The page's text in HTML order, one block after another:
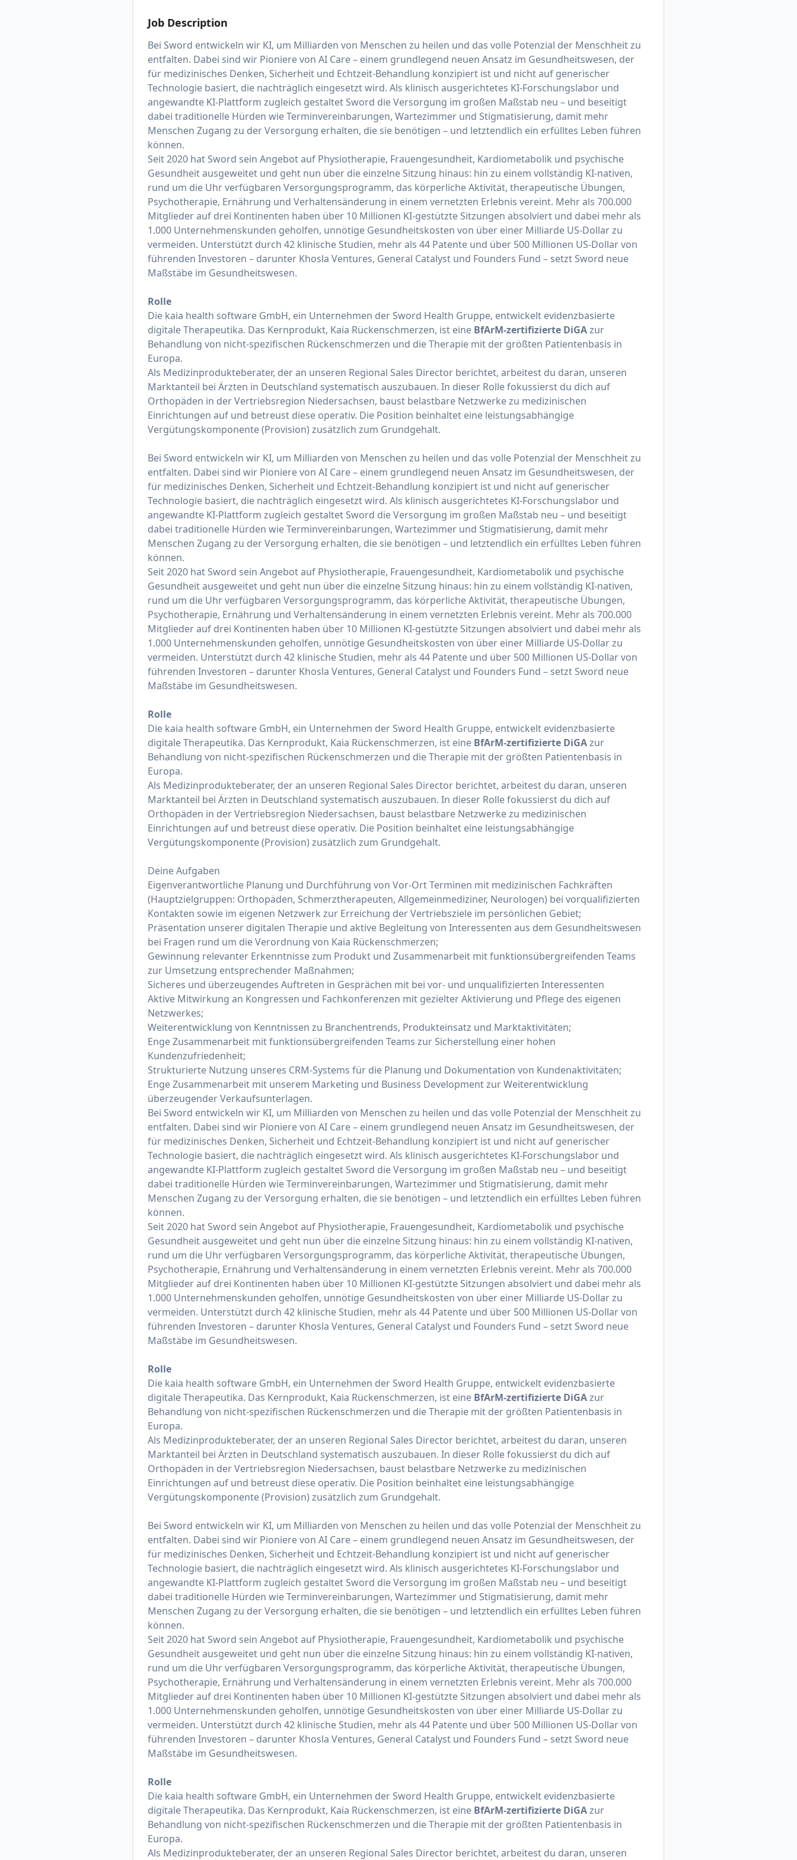
Job Description
Bei Sword entwickeln wir KI, um Milliarden von Menschen zu heilen und das volle Potenzial der Menschheit zu
entfalten. Dabei sind wir Pioniere von AI Care – einem grundlegend neuen Ansatz im Gesundheitswesen, der
für medizinisches Denken, Sicherheit und Echtzeit-Behandlung konzipiert ist und nicht auf generischer
Technologie basiert, die nachträglich eingesetzt wird. Als klinisch ausgerichtetes KI-Forschungslabor und
angewandte KI-Plattform zugleich gestaltet Sword die Versorgung im großen Maßstab neu – und beseitigt
dabei traditionelle Hürden wie Terminvereinbarungen, Wartezimmer und Stigmatisierung, damit mehr
Menschen Zugang zu der Versorgung erhalten, die sie benötigen – und letztendlich ein erfülltes Leben führen
können.
Seit 2020 hat Sword sein Angebot auf Physiotherapie, Frauengesundheit, Kardiometabolik und psychische
Gesundheit ausgeweitet und geht nun über die einzelne Sitzung hinaus: hin zu einem vollständig KI-nativen,
rund um die Uhr verfügbaren Versorgungsprogramm, das körperliche Aktivität, therapeutische Übungen,
Psychotherapie, Ernährung und Verhaltensänderung in einem vernetzten Erlebnis vereint. Mehr als 700.000
Mitglieder auf drei Kontinenten haben über 10 Millionen KI-gestützte Sitzungen absolviert und dabei mehr als
1.000 Unternehmenskunden geholfen, unnötige Gesundheitskosten von über einer Milliarde US-Dollar zu
vermeiden. Unterstützt durch 42 klinische Studien, mehr als 44 Patente und über 500 Millionen US-Dollar von
führenden Investoren – darunter Khosla Ventures, General Catalyst und Founders Fund – setzt Sword neue
Maßstäbe im Gesundheitswesen.
Rolle
Die kaia health software GmbH, ein Unternehmen der Sword Health Gruppe, entwickelt evidenzbasierte
digitale Therapeutika. Das Kernprodukt, Kaia Rückenschmerzen, ist eine BfArM-zertifizierte DiGAzur
Behandlung von nicht-spezifischen Rückenschmerzen und die Therapie mit der größten Patientenbasis in
Europa.
Als Medizinprodukteberater, der an unseren Regional Sales Director berichtet, arbeitest du daran, unseren
Marktanteil bei Ärzten in Deutschland systematisch auszubauen. In dieser Rolle fokussierst du dich auf
Orthopäden in der Vertriebsregion Niedersachsen, baust belastbare Netzwerke zu medizinischen
Einrichtungen auf und betreust diese operativ. Die Position beinhaltet eine leistungsabhängige
Vergütungskomponente (Provision) zusätzlich zum Grundgehalt.
Bei Sword entwickeln wir KI, um Milliarden von Menschen zu heilen und das volle Potenzial der Menschheit zu
entfalten. Dabei sind wir Pioniere von AI Care – einem grundlegend neuen Ansatz im Gesundheitswesen, der
für medizinisches Denken, Sicherheit und Echtzeit-Behandlung konzipiert ist und nicht auf generischer
Technologie basiert, die nachträglich eingesetzt wird. Als klinisch ausgerichtetes KI-Forschungslabor und
angewandte KI-Plattform zugleich gestaltet Sword die Versorgung im großen Maßstab neu – und beseitigt
dabei traditionelle Hürden wie Terminvereinbarungen, Wartezimmer und Stigmatisierung, damit mehr
Menschen Zugang zu der Versorgung erhalten, die sie benötigen – und letztendlich ein erfülltes Leben führen
können.
Seit 2020 hat Sword sein Angebot auf Physiotherapie, Frauengesundheit, Kardiometabolik und psychische
Gesundheit ausgeweitet und geht nun über die einzelne Sitzung hinaus: hin zu einem vollständig KI-nativen,
rund um die Uhr verfügbaren Versorgungsprogramm, das körperliche Aktivität, therapeutische Übungen,
Psychotherapie, Ernährung und Verhaltensänderung in einem vernetzten Erlebnis vereint. Mehr als 700.000
Mitglieder auf drei Kontinenten haben über 10 Millionen KI-gestützte Sitzungen absolviert und dabei mehr als
1.000 Unternehmenskunden geholfen, unnötige Gesundheitskosten von über einer Milliarde US-Dollar zu
vermeiden. Unterstützt durch 42 klinische Studien, mehr als 44 Patente und über 500 Millionen US-Dollar von
führenden Investoren – darunter Khosla Ventures, General Catalyst und Founders Fund – setzt Sword neue
Maßstäbe im Gesundheitswesen.
Rolle
Die kaia health software GmbH, ein Unternehmen der Sword Health Gruppe, entwickelt evidenzbasierte
digitale Therapeutika. Das Kernprodukt, Kaia Rückenschmerzen, ist eine BfArM-zertifizierte DiGAzur
Behandlung von nicht-spezifischen Rückenschmerzen und die Therapie mit der größten Patientenbasis in
Europa.
Als Medizinprodukteberater, der an unseren Regional Sales Director berichtet, arbeitest du daran, unseren
Marktanteil bei Ärzten in Deutschland systematisch auszubauen. In dieser Rolle fokussierst du dich auf
Orthopäden in der Vertriebsregion Niedersachsen, baust belastbare Netzwerke zu medizinischen
Einrichtungen auf und betreust diese operativ. Die Position beinhaltet eine leistungsabhängige
Vergütungskomponente (Provision) zusätzlich zum Grundgehalt.
Deine Aufgaben
Eigenverantwortliche Planung und Durchführung von Vor-Ort Terminen mit medizinischen Fachkräften
(Hauptzielgruppen: Orthopäden, Schmerztherapeuten, Allgemeinmediziner, Neurologen) bei vorqualifizierten
Kontakten sowie im eigenen Netzwerk zur Erreichung der Vertriebsziele im persönlichen Gebiet;
Präsentation unserer digitalen Therapie und aktive Begleitung von Interessenten aus dem Gesundheitswesen
bei Fragen rund um die Verordnung von Kaia Rückenschmerzen;
Gewinnung relevanter Erkenntnisse zum Produkt und Zusammenarbeit mit funktionsübergreifenden Teams
zur Umsetzung entsprechender Maßnahmen;
Sicheres und überzeugendes Auftreten in Gesprächen mit bei vor- und unqualifizierten Interessenten
Aktive Mitwirkung an Kongressen und Fachkonferenzen mit gezielter Aktivierung und Pflege des eigenen
Netzwerkes;
Weiterentwicklung von Kenntnissen zu Branchentrends, Produkteinsatz und Marktaktivitäten;
Enge Zusammenarbeit mit funktionsübergreifenden Teams zur Sicherstellung einer hohen
Kundenzufriedenheit;
Strukturierte Nutzung unseres CRM-Systems für die Planung und Dokumentation von Kundenaktivitäten;
Enge Zusammenarbeit mit unserem Marketing und Business Development zur Weiterentwicklung
überzeugender Verkaufsunterlagen.
Bei Sword entwickeln wir KI, um Milliarden von Menschen zu heilen und das volle Potenzial der Menschheit zu
entfalten. Dabei sind wir Pioniere von AI Care – einem grundlegend neuen Ansatz im Gesundheitswesen, der
für medizinisches Denken, Sicherheit und Echtzeit-Behandlung konzipiert ist und nicht auf generischer
Technologie basiert, die nachträglich eingesetzt wird. Als klinisch ausgerichtetes KI-Forschungslabor und
angewandte KI-Plattform zugleich gestaltet Sword die Versorgung im großen Maßstab neu – und beseitigt
dabei traditionelle Hürden wie Terminvereinbarungen, Wartezimmer und Stigmatisierung, damit mehr
Menschen Zugang zu der Versorgung erhalten, die sie benötigen – und letztendlich ein erfülltes Leben führen
können.
Seit 2020 hat Sword sein Angebot auf Physiotherapie, Frauengesundheit, Kardiometabolik und psychische
Gesundheit ausgeweitet und geht nun über die einzelne Sitzung hinaus: hin zu einem vollständig KI-nativen,
rund um die Uhr verfügbaren Versorgungsprogramm, das körperliche Aktivität, therapeutische Übungen,
Psychotherapie, Ernährung und Verhaltensänderung in einem vernetzten Erlebnis vereint. Mehr als 700.000
Mitglieder auf drei Kontinenten haben über 10 Millionen KI-gestützte Sitzungen absolviert und dabei mehr als
1.000 Unternehmenskunden geholfen, unnötige Gesundheitskosten von über einer Milliarde US-Dollar zu
vermeiden. Unterstützt durch 42 klinische Studien, mehr als 44 Patente und über 500 Millionen US-Dollar von
führenden Investoren – darunter Khosla Ventures, General Catalyst und Founders Fund – setzt Sword neue
Maßstäbe im Gesundheitswesen.
Rolle
Die kaia health software GmbH, ein Unternehmen der Sword Health Gruppe, entwickelt evidenzbasierte
digitale Therapeutika. Das Kernprodukt, Kaia Rückenschmerzen, ist eine BfArM-zertifizierte DiGAzur
Behandlung von nicht-spezifischen Rückenschmerzen und die Therapie mit der größten Patientenbasis in
Europa.
Als Medizinprodukteberater, der an unseren Regional Sales Director berichtet, arbeitest du daran, unseren
Marktanteil bei Ärzten in Deutschland systematisch auszubauen. In dieser Rolle fokussierst du dich auf
Orthopäden in der Vertriebsregion Niedersachsen, baust belastbare Netzwerke zu medizinischen
Einrichtungen auf und betreust diese operativ. Die Position beinhaltet eine leistungsabhängige
Vergütungskomponente (Provision) zusätzlich zum Grundgehalt.
Bei Sword entwickeln wir KI, um Milliarden von Menschen zu heilen und das volle Potenzial der Menschheit zu
entfalten. Dabei sind wir Pioniere von AI Care – einem grundlegend neuen Ansatz im Gesundheitswesen, der
für medizinisches Denken, Sicherheit und Echtzeit-Behandlung konzipiert ist und nicht auf generischer
Technologie basiert, die nachträglich eingesetzt wird. Als klinisch ausgerichtetes KI-Forschungslabor und
angewandte KI-Plattform zugleich gestaltet Sword die Versorgung im großen Maßstab neu – und beseitigt
dabei traditionelle Hürden wie Terminvereinbarungen, Wartezimmer und Stigmatisierung, damit mehr
Menschen Zugang zu der Versorgung erhalten, die sie benötigen – und letztendlich ein erfülltes Leben führen
können.
Seit 2020 hat Sword sein Angebot auf Physiotherapie, Frauengesundheit, Kardiometabolik und psychische
Gesundheit ausgeweitet und geht nun über die einzelne Sitzung hinaus: hin zu einem vollständig KI-nativen,
rund um die Uhr verfügbaren Versorgungsprogramm, das körperliche Aktivität, therapeutische Übungen,
Psychotherapie, Ernährung und Verhaltensänderung in einem vernetzten Erlebnis vereint. Mehr als 700.000
Mitglieder auf drei Kontinenten haben über 10 Millionen KI-gestützte Sitzungen absolviert und dabei mehr als
1.000 Unternehmenskunden geholfen, unnötige Gesundheitskosten von über einer Milliarde US-Dollar zu
vermeiden. Unterstützt durch 42 klinische Studien, mehr als 44 Patente und über 500 Millionen US-Dollar von
führenden Investoren – darunter Khosla Ventures, General Catalyst und Founders Fund – setzt Sword neue
Maßstäbe im Gesundheitswesen.
Rolle
Die kaia health software GmbH, ein Unternehmen der Sword Health Gruppe, entwickelt evidenzbasierte
digitale Therapeutika. Das Kernprodukt, Kaia Rückenschmerzen, ist eine BfArM-zertifizierte DiGAzur
Behandlung von nicht-spezifischen Rückenschmerzen und die Therapie mit der größten Patientenbasis in
Europa.
Als Medizinprodukteberater, der an unseren Regional Sales Director berichtet, arbeitest du daran, unseren